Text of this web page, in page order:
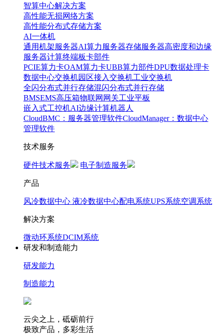
智算中心解决方案
高性能无损网络方案
高性能分布式存储方案
AI一体机
通用机架服务器AI算力服务器存储服务器高密度和边缘
服务器计算终端板卡部件
PCIE算力卡OAM算力卡UBB算力部件DPU数据处理卡
数据中心交换机园区接入交换机工业交换机
全闪分布式并行存储混闪分布式并行存储
BMSEMS高压箱物联网网关工业平板
嵌入式工控机AI边缘计算机器人
CloudBMC：服务器管理软件CloudManager：数据中心
管理软件
技术服务
硬件技术服务 电子制造服务
产品
风冷数据中心 液冷数据中心配电系统UPS系统空调系统
解决方案
微动环系统DCIM系统
研发和制造能力
研发能力
制造能力
云尖之上，砥砺前行
极致产品，多彩生活